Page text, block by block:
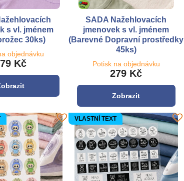
s vl. jménem
30ks)
objednávku
Kč
SADA Nažehlovacích
jmenovek s vl. jménem
(Barevné Dopravní prostředky
45ks)
Potisk na objednávku
279 Kč
Zobrazit
VLASTNÍ TEXT